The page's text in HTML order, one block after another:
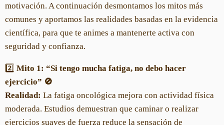
motivación. A continuación desmontamos los mitos más
comunes y aportamos las realidades basadas en la evidencia
científica, para que te animes a mantenerte activa con
seguridad y confianza.
2️⃣ Mito 1: “Si tengo mucha fatiga, no debo hacer
ejercicio” 🚫
Realidad: La fatiga oncológica mejora con actividad física
moderada. Estudios demuestran que caminar o realizar
ejercicios suaves de fuerza reduce la sensación de